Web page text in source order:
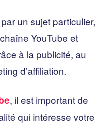
un sujet particulier,
YouTube et
à la publicité, au
d’affiliation.
, il est important de
qui intéresse votre